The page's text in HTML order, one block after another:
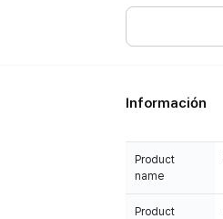
Información
Product
name
Product